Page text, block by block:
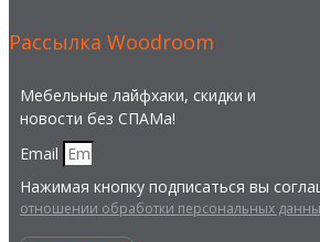
Рассылка Woodroom
Мебельные лайфхаки, скидки и
новости без СПАМа!
Email
Нажимая кнопку подписаться вы
отношении обработки персональных